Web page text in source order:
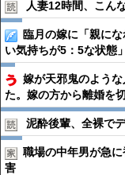
人妻12時間、こん
臨月の嫁に「親に
い気持ちが5：5な状態
嫁が天邪鬼のよう
た。嫁の方から離婚を
泥酔後輩、全裸で
職場の中年男が急
害